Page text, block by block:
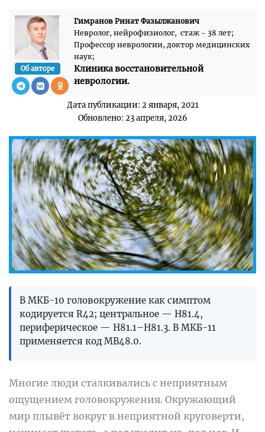
Гимранов Ринат Фазылжанович
Невролог, нейрофизиолог, стаж - 38 лет;
Профессор неврологии, доктор медицинских
наук;
Клиника восстановительной
неврологии.
Об авторе
Дата публикации: 2 января, 2021
Обновлено: 23 апреля, 2026
В МКБ-10 головокружение как симптом
кодируется R42; центральное — H81.4,
периферическое — H81.1–H81.3. В МКБ-11
применяется код MB48.0.
Многие люди сталкивались с неприятным
ощущением головокружения. Окружающий
мир плывёт вокруг в неприятной круговерти,